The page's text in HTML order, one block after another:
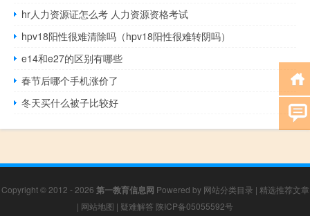
hr人力资源证怎么考 人力资源资格考试
hpv18阳性很难清除吗（hpv18阳性很难转阴吗）
e14和e27的区别有哪些
春节后哪个手机涨价了
冬天买什么被子比较好
Copyright © 2012 - 2026 第一教育信息网 Powered by 网站分类目录 | 精选推荐文章
| 网站地图 | 疑难解答 陕ICP备05055592号